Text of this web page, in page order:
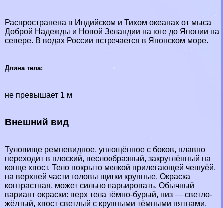
Распространена в Индийском и Тихом океанах от мыса
Доброй Надежды и Новой Зеландии на юге до Японии на
севере. В водах России встречается в Японском море.
Длина тела:
не превышает 1 м
Внешний вид
Туловище ремневидное, уплощённое с боков, плавно
переходит в плоский, веслообразный, закруглённый на
конце хвост. Тело покрыто мелкой прилегающей чешуёй,
на верхней части головы щитки крупные. Окраска
контрастная, может сильно варьировать. Обычный
вариант окраски: верх тела тёмно-бурый, низ — светло-
жёлтый, хвост светлый с крупными тёмными пятнами.